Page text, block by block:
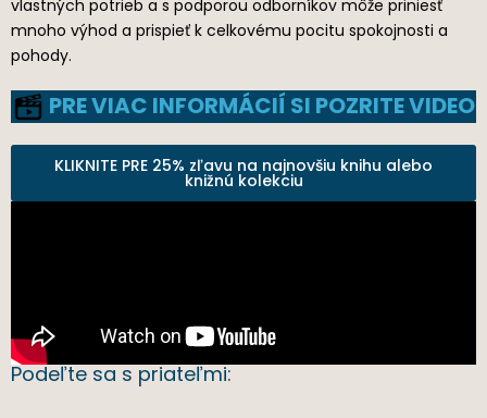
vlastných potrieb a s podporou odborníkov môže priniesť
mnoho výhod a prispieť k celkovému pocitu spokojnosti a
pohody.
PRE VIAC INFORMÁCIÍ SI POZRITE VIDEO
KLIKNITE PRE 25% zľavu na najnovšiu knihu alebo
knižnú kolekciu
Podeľte sa s priateľmi: